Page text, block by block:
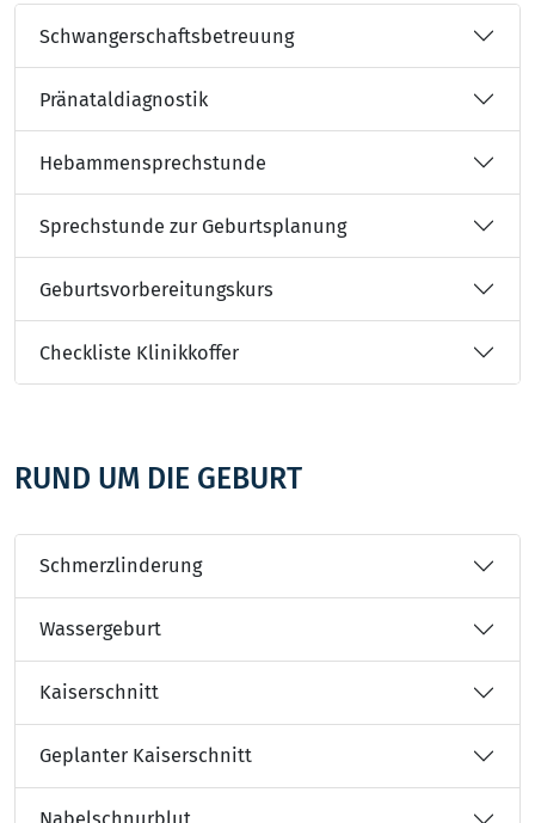
Schwangerschaftsbetreuung
Pränataldiagnostik
Hebammensprechstunde
Sprechstunde zur Geburtsplanung
Geburtsvorbereitungskurs
Checkliste Klinikkoffer
RUND UM DIE GEBURT
Schmerzlinderung
Wassergeburt
Kaiserschnitt
Geplanter Kaiserschnitt